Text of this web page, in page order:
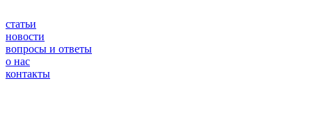
статьи
новости
вопросы и ответы
о нас
контакты